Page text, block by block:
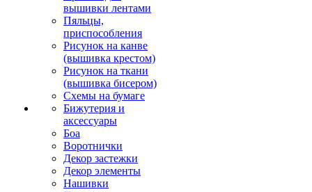
вышивки лентами
Пяльцы,
приспособления
Рисунок на канве
(вышивка крестом)
Рисунок на ткани
(вышивка бисером)
Схемы на бумаге
Бижутерия и
аксессуары
Боа
Воротнички
Декор застежки
Декор элементы
Нашивки